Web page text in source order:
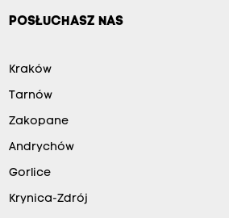
POSŁUCHASZ NAS
Kraków
Tarnów
Zakopane
Andrychów
Gorlice
Krynica-Zdrój